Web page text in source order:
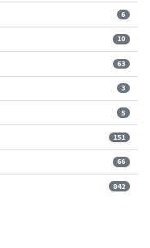
6
10
63
3
5
151
66
842